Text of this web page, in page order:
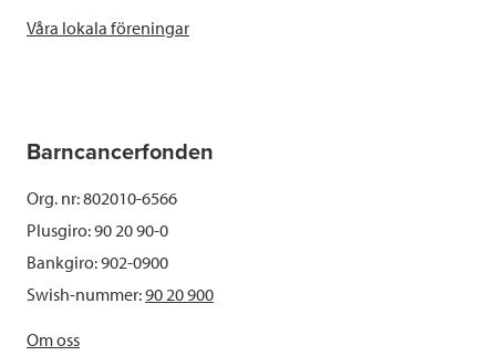
Våra lokala föreningar
Barncancerfonden
Org. nr: 802010-6566
Plusgiro: 90 20 90-0
Bankgiro: 902-0900
Swish-nummer:90 20 900
Om oss